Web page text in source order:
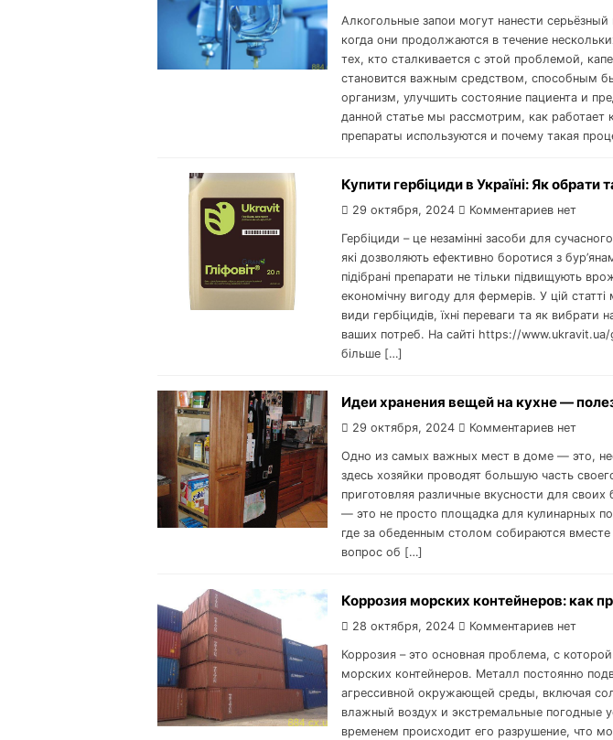
Алкогольные запои могут нанести
когда они продолжаются в течение
тех, кто сталкивается с этой проблемой,
становится важным средством, способным
организм, улучшить состояние пациента и
данной статье мы рассмотрим, как работает
препараты используются и почему такая
Купити гербіциди в Україні: Як обрати
29 октября, 2024 Комментариев нет
Гербіциди – це незамінні засоби для
які дозволяють ефективно боротися з
підібрані препарати не тільки підвищують
економічну вигоду для фермерів. У цій
види гербіцидів, їхні переваги та як вибрати
ваших потреб. На сайті https://
більше […]
Идеи хранения вещей на кухне —
29 октября, 2024 Комментариев нет
Одно из самых важных мест в доме — это,
здесь хозяйки проводят большую часть
приготовляя различные вкусности для
— это не просто площадка для кулинарных
где за обеденным столом собираются
вопрос об […]
Коррозия морских контейнеров: как
28 октября, 2024 Комментариев нет
Коррозия – это основная проблема, с
морских контейнеров. Металл постоянно
агрессивной окружающей среды, включая
влажный воздух и экстремальные погодные
временем происходит его разрушение, что